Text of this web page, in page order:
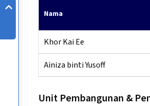
Nama
Khor Kai Ee
Ainiza binti Yusoff
Unit Pembangunan &